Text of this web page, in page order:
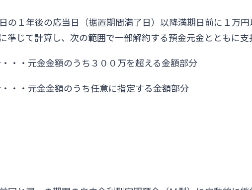
の１年後の応当日（据置期間満了日）以降満期日前に１万
じて計算し、次の範囲で一部解約する預金元金とともに支
・・元金金額のうち３００万を超える金額部分
・・元金金額のうち任意に指定する金額部分